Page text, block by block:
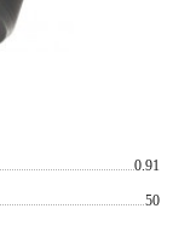
0.91
50